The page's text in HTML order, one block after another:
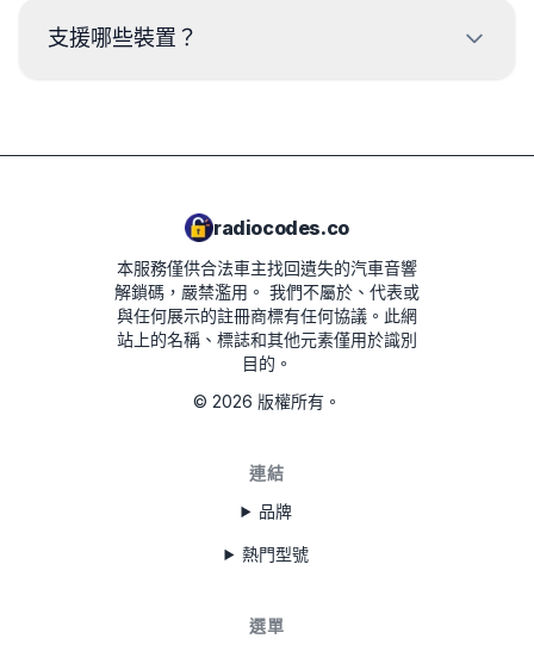
067003105800D5910079026514
00790
支援哪些裝置？
radiocodes.co
本服務僅供合法車主找回遺失的汽車音響
解鎖碼，嚴禁濫用。 我們不屬於、代表或
與任何展示的註冊商標有任何協議。此網
站上的名稱、標誌和其他元素僅用於識別
目的。
© 2026 版權所有。
連結
品牌
熱門型號
選單